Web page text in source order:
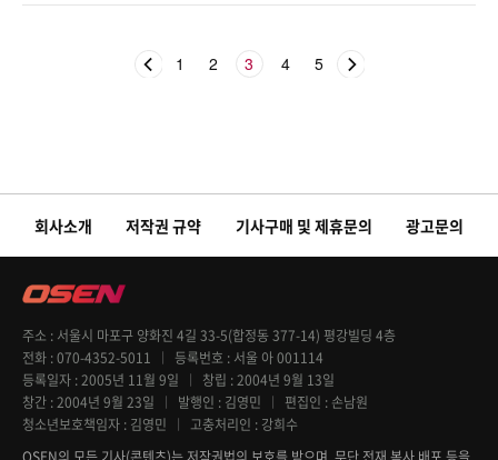
1 2 3 4 5
회사소개 저작권 규약 기사구매 및 제휴문의 광고문의
주소
서울시 마포구 양화진 4길 33-5(합정동 377-14) 평강빌딩 4층
전화 070-4352-5011 등록번호
서울 아 001114
등록일자 2005년 11월 9일 창립 2004년 9월 13일
창간 2004년 9월 23일 발행인 김영민 편집인
손남원
청소년보호책임자 김영민 고충처리인
강희수